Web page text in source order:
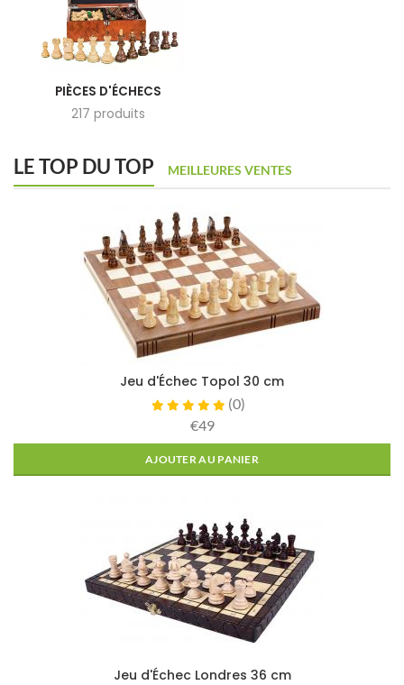
PIÈCES D'ÉCHECS
217 produits
LE TOP DU TOP MEILLEURES VENTES
Jeu d'Échec Topol 30 cm
(0)
€49
AJOUTER AU PANIER
Jeu d'Échec Londres 36 cm